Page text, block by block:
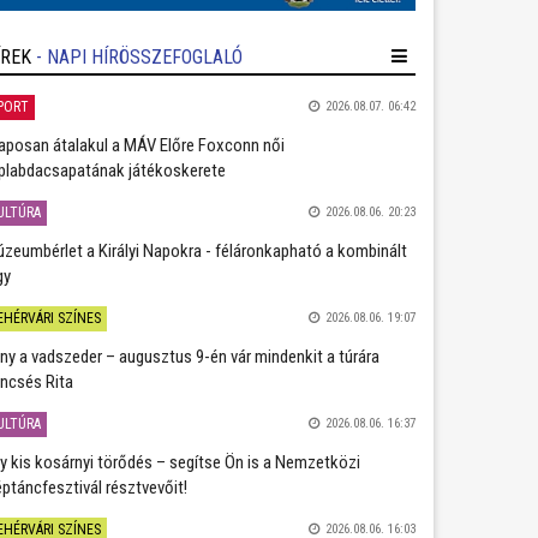
- NAPI HÍRÖSSZEFOGLALÓ
2026.08.07. 06:42
átalakul a MÁV Előre Foxconn női
játékoskerete
2026.08.06. 20:23
a Királyi Napokra - féláronkapható a kombinált
SZÍNES 2026.08.06. 19:07
a vadszeder – augusztus 9-én vár mindenkit a túrára
Rita
2026.08.06. 16:37
kis kosárnyi törődés – segítse Ön is a Nemzetközi
résztvevőit!
SZÍNES 2026.08.06. 16:03